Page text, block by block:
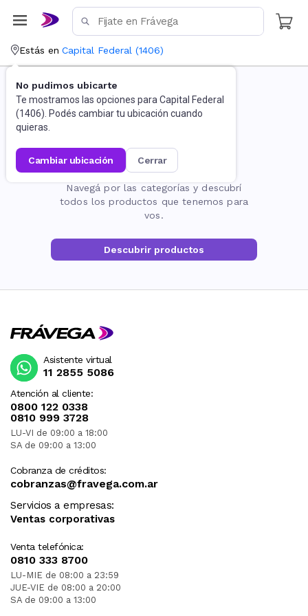
Estás en Capital Federal (1406)
No pudimos ubicarte
Te mostramos las opciones para Capital Federal
(1406). Podés cambiar tu ubicación cuando
quieras.
cambiar ubicación cerrar
La página no existe
Navegá por las categorías y descubrí
todos los productos que tenemos para
vos.
Descubrir productos
Atención al cliente:
0800 122 0338
0810 999 3728
LU-VI de 09:00 a 18:00
SA de 09:00 a 13:00
Cobranza de créditos:
cobranzas@fravega.com.ar
Servicios a empresas:
Ventas corporativas
Venta telefónica:
0810 333 8700
LU-MIE de 08:00 a 23:59
JUE-VIE de 08:00 a 20:00
SA de 09:00 a 13:00
Asistente virtual
11 2855 5086